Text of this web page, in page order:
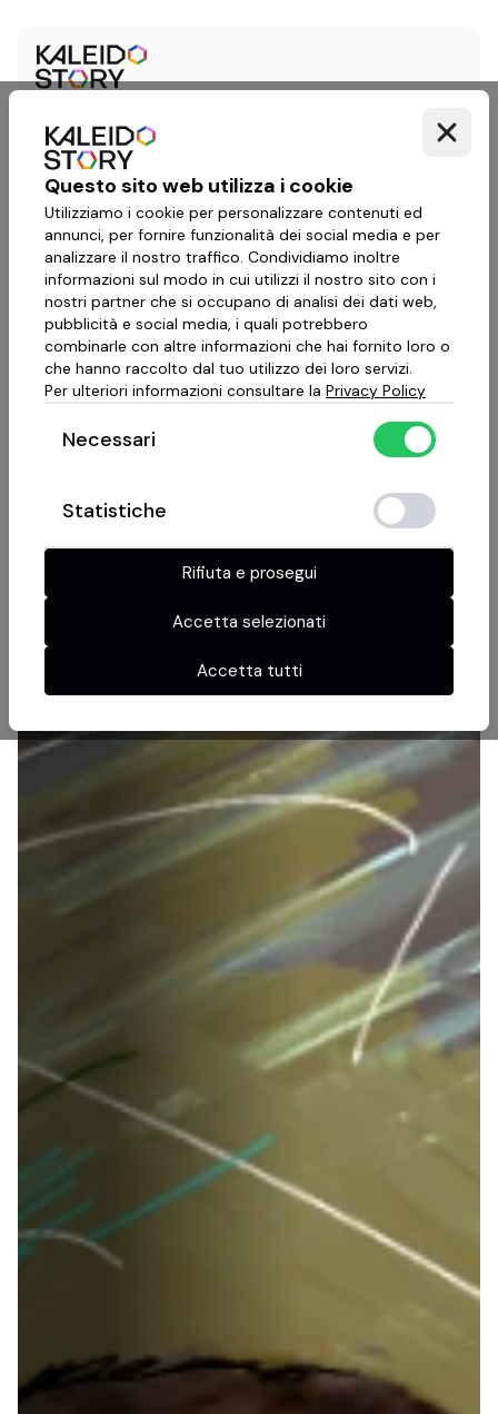
Questo sito web utilizza i cookie
Utilizziamo i cookie per personalizzare contenuti ed
annunci, per fornire funzionalità dei social media e per
analizzare il nostro traffico. Condividiamo inoltre
informazioni sul modo in cui utilizzi il nostro sito con i
nostri partner che si occupano di analisi dei dati web,
pubblicità e social media, i quali potrebbero
combinarle con altre informazioni che hai fornito loro o
che hanno raccolto dal tuo utilizzo dei loro servizi.
Per ulteriori informazioni consultare la Privacy Policy
Necessari
Statistiche
Rifiuta e prosegui
Accetta selezionati
Accetta tutti